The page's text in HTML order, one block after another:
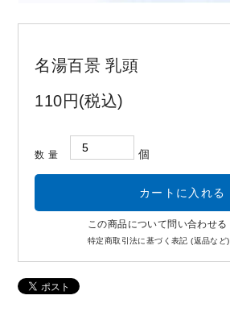
名湯百景 乳頭
110円(税込)
数量 個
この商品について問い合わせる
特定商取引法に基づく表記 (返品など)